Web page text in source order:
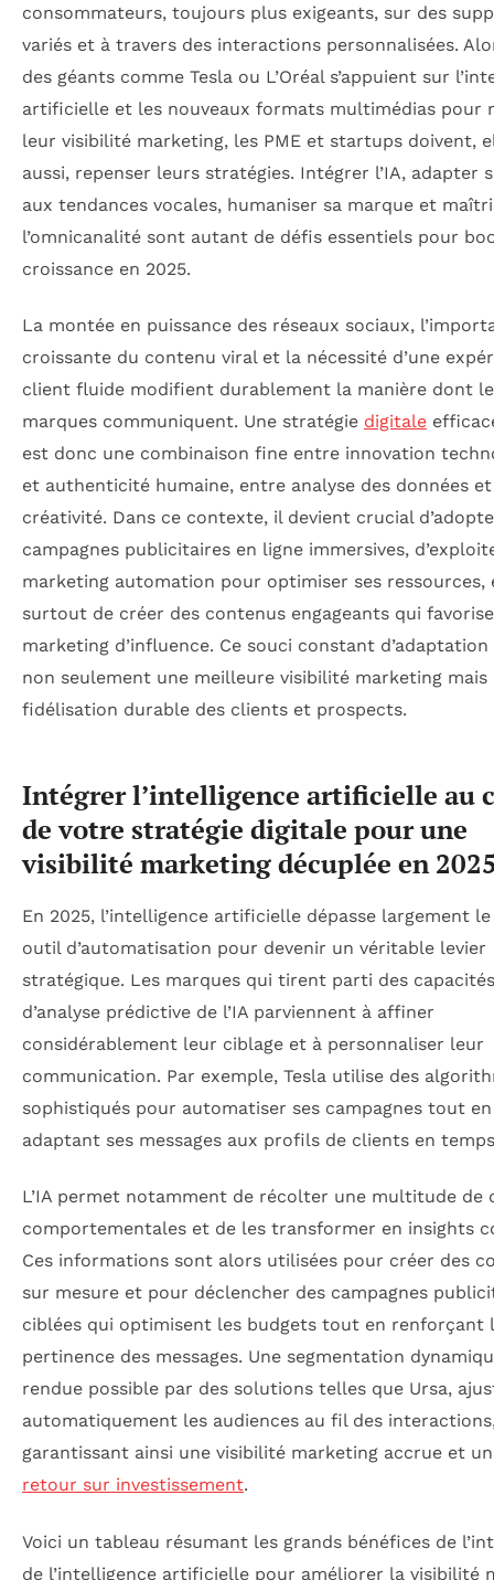
consommateurs, toujours plus exigeants, sur des
variés et à travers des interactions personnalisées.
des géants comme Tesla ou L’Oréal s’appuient sur
artificielle et les nouveaux formats multimédias pour
leur visibilité marketing, les PME et startups doivent,
aussi, repenser leurs stratégies. Intégrer l’IA, adapter
aux tendances vocales, humaniser sa marque et
l’omnicanalité sont autant de défis essentiels pour
croissance en 2025.
La montée en puissance des réseaux sociaux,
croissante du contenu viral et la nécessité d’une
client fluide modifient durablement la manière dont
marques communiquent. Une stratégie digitale
est donc une combinaison fine entre innovation
et authenticité humaine, entre analyse des données et
créativité. Dans ce contexte, il devient crucial
campagnes publicitaires en ligne immersives,
marketing automation pour optimiser ses ressources,
surtout de créer des contenus engageants qui
marketing d’influence. Ce souci constant d’adaptation
non seulement une meilleure visibilité marketing mais
fidélisation durable des clients et prospects.
Intégrer l’intelligence artificielle au
de votre stratégie digitale pour une
visibilité marketing décuplée en
En 2025, l’intelligence artificielle dépasse largement
outil d’automatisation pour devenir un véritable levier
stratégique. Les marques qui tirent parti des capacités
d’analyse prédictive de l’IA parviennent à affiner
considérablement leur ciblage et à personnaliser leur
communication. Par exemple, Tesla utilise des
sophistiqués pour automatiser ses campagnes tout en
adaptant ses messages aux profils de clients en
L’IA permet notamment de récolter une multitude de
comportementales et de les transformer en insights
Ces informations sont alors utilisées pour créer des
sur mesure et pour déclencher des campagnes
ciblées qui optimisent les budgets tout en renforçant
pertinence des messages. Une segmentation
rendue possible par des solutions telles que Ursa,
automatiquement les audiences au fil des
garantissant ainsi une visibilité marketing accrue et
retour sur investissement.
Voici un tableau résumant les grands bénéfices de
de l’intelligence artificielle pour améliorer la visibilité